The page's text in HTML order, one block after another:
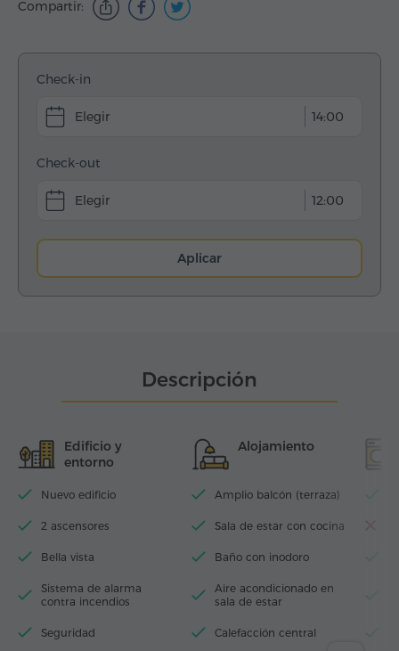
Compartir:
Check-in
14:00
Check-out
12:00
Aplicar
Descripción
Edificio y
entorno
Nuevo edificio
2 ascensores
Bella vista
Sistema de alarma
contra incendios
Seguridad
Alojamiento
Amplio balcón (terraza)
Sala de estar con cocina
Baño con inodoro
Aire acondicionado en
sala de estar
Calefacción central